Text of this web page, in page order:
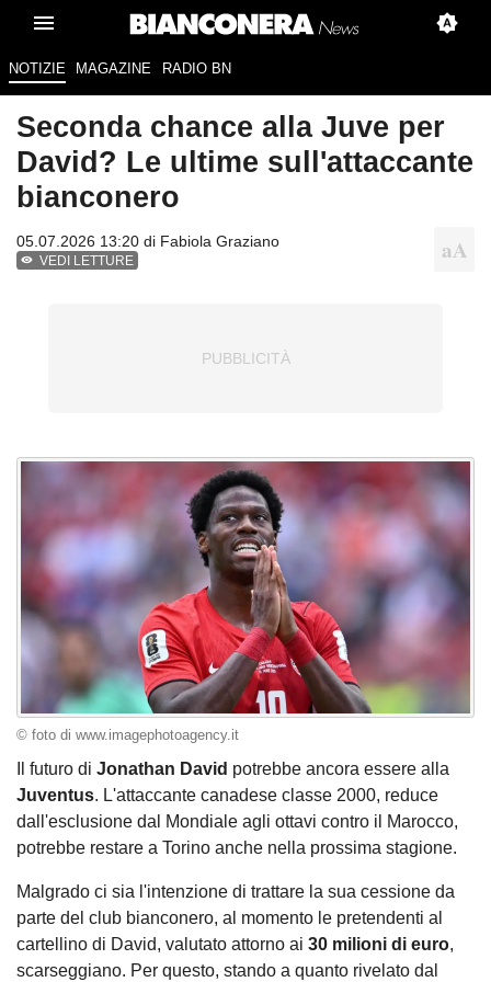
NOTIZIE MAGAZINE RADIO BN
Seconda chance alla Juve per
David? Le ultime sull'attaccante
bianconero
05.07.2026 13:20 di Fabiola Graziano
VEDI LETTURE
© foto di www.imagephotoagency.it
Il futuro di Jonathan David potrebbe ancora essere alla
Juventus. L'attaccante canadese classe 2000, reduce
dall'esclusione dal Mondiale agli ottavi contro il Marocco,
potrebbe restare a Torino anche nella prossima stagione.
Malgrado ci sia l'intenzione di trattare la sua cessione da
parte del club bianconero, al momento le pretendenti al
cartellino di David, valutato attorno ai 30 milioni di euro,
scarseggiano. Per questo, stando a quanto rivelato dal